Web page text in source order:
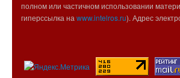
полном или частичном использовании
гиперссылка на www.intelros.ru). Адрес